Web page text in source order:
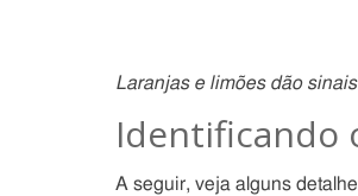
Laranjas e limões dão
Identificando
A seguir, veja alguns